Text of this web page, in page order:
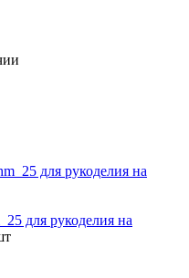
для рукоделия на